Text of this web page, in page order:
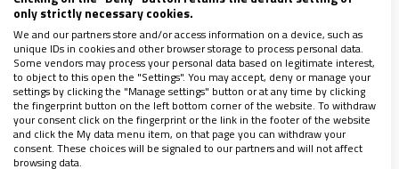
Toda la información sobre el XV Congreso de Escuelas
Católicas
only strictly necessary cookies.
We and our partners store and/or access information on a device, such as
unique IDs in cookies and other browser storage to process personal data.
Some vendors may process your personal data based on legitimate interest,
to object to this open the "Settings". You may accept, deny or manage your
settings by clicking the "Manage settings" button or at any time by clicking
the fingerprint button on the left bottom corner of the website. To withdraw
your consent click on the fingerprint or the link in the footer of the website
and click the My data menu item, on that page you can withdraw your
consent. These choices will be signaled to our partners and will not affect
browsing data.